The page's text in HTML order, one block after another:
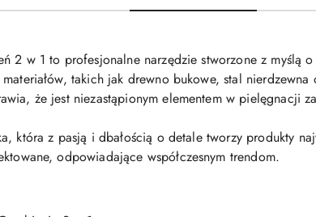
2 w 1 to profesjonalne narzędzie stworzone z
takich jak drewno bukowe, stal
że jest niezastąpionym elementem w pielęgnacji
która z pasją i dbałością o detale tworzy produkty
odpowiadające współczesnym trendom.